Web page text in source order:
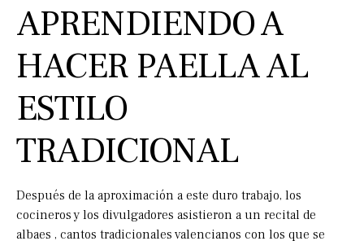
APRENDIENDO A
HACER PAELLA AL
ESTILO
TRADICIONAL
Después de la aproximación a este duro trabajo, los
cocineros y los divulgadores asistieron a un recital de
albaes , cantos tradicionales valencianos con los que se